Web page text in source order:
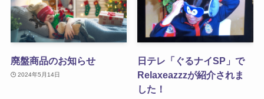
廃盤商品のお知らせ
2024年5月14日
日テレ「ぐるナイSP」で
Relaxeazzzが紹介されま
した！